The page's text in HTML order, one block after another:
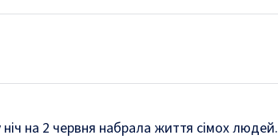
ніч на 2 червня набрала життя сімох людей.